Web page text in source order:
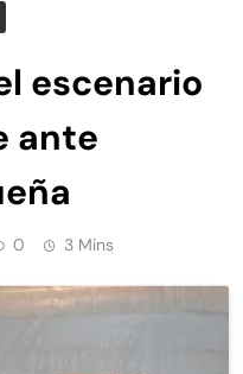
escenario
ante
0 3 Mins